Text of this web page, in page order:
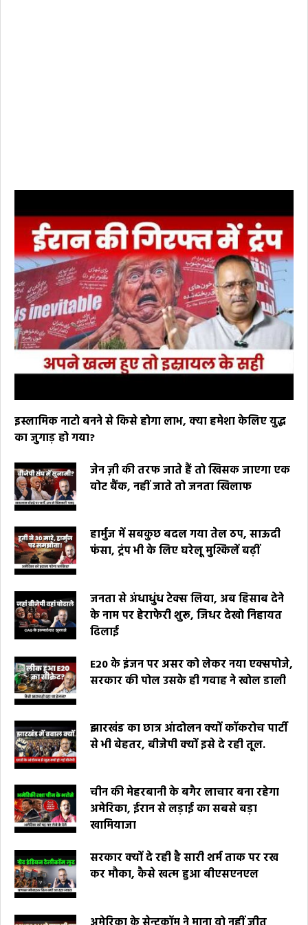
इस्लामिक नाटो बनने से किसे होगा लाभ, क्या हमेशा केलिए युद्ध
का जुगाड़ हो गया?
जेन ज़ी की तरफ जाते हैं तो खिसक जाएगा एक
वोट बैंक, नहीं जाते तो जनता खिलाफ
हार्मुज में सबकुछ बदल गया तेल ठप, साऊदी
फंसा, ट्रंप भी के लिए घरेलू मुश्किलें बढ़ीं
जनता से अंधाधुंध टेक्स लिया, अब हिसाब देने
के नाम पर हेराफेरी शुरू, जिधर देखो निहायत
ढिलाई
E20 के इंजन पर असर को लेकर नया एक्सपोजे,
सरकार की पोल उसके ही गवाह ने खोल डाली
झारखंड का छात्र आंदोलन क्यों कॉकरोच पार्टी
से भी बेहतर, बीजेपी क्यों इसे दे रही तूल.
चीन की मेहरबानी के बगैर लाचार बना रहेगा
अमेरिका, ईरान से लड़ाई का सबसे बड़ा
खामियाजा
सरकार क्यों दे रही है सारी शर्म ताक पर रख
कर मौका, कैसे खत्म हुआ बीएसएनएल